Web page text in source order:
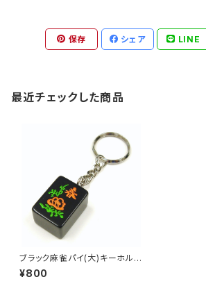
保存 シェア LINE
最近チェックした商品
ブラック麻雀パイ(大)キーホルダ
ー 花牌 春
¥800